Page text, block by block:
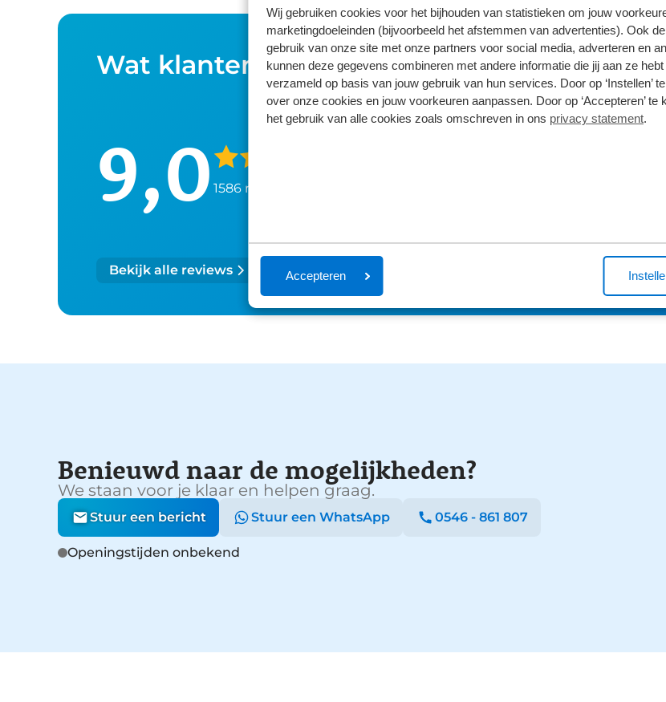
Wij gebruiken cookies voor het bijhouden van statistieken om jouw
marketingdoeleinden (bijvoorbeeld het afstemmen van advertenties). Ook
gebruik van onze site met onze partners voor social media, adverteren en
kunnen deze gegevens combineren met andere informatie die jij aan ze
verzameld op basis van jouw gebruik van hun services. Door op ‘Instellen’
over onze cookies en jouw voorkeuren aanpassen. Door op ‘Accepteren’
het gebruik van alle cookies zoals omschreven in ons privacy statement.
Accepteren
Wat klanten over ons zeggen
9,0 1586 reviews
Bekijk alle reviews
Benieuwd naar de mogelijkheden?
We staan voor je klaar en helpen graag.
Stuur een bericht Stuur een WhatsApp 0546 - 861 807
Openingstijden onbekend